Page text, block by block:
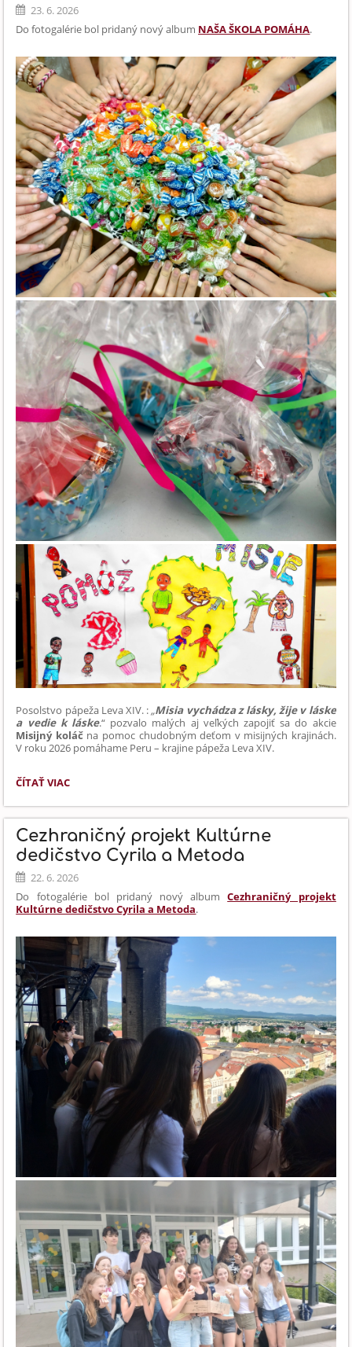
23. 6. 2026
Do fotogalérie bol pridaný nový album NAŠA ŠKOLA POMÁHA.
Posolstvo pápeža Leva XIV. :„Misia vychádza z lásky, žije v láske
a vedie k láske.“ pozvalo malých aj veľkýchzapojiť sado akcie
Misijný koláč na pomoc chudobným deťom v misijných krajinách.
V roku 2026 pomáhame Peru – krajine pápeža Leva XIV.
NAŠA
POMÁHA:
ČÍTAŤ VIAC
Cezhraničný projekt Kultúrne
dedičstvo Cyrila a Metoda
22. 6. 2026
Do fotogalérie bol pridaný nový albumCezhraničný projekt
Kultúrne dedičstvo Cyrila a Metoda.